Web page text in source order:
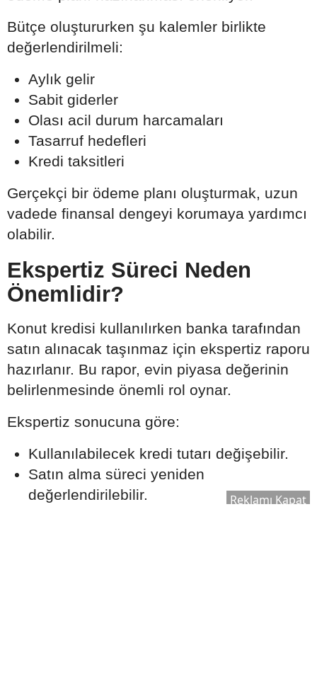
Bütçe oluştururken şu kalemler birlikte
değerlendirilmeli:
Aylık gelir
Sabit giderler
Olası acil durum harcamaları
Tasarruf hedefleri
Kredi taksitleri
Gerçekçi bir ödeme planı oluşturmak, uzun
vadede finansal dengeyi korumaya yardımcı
olabilir.
Ekspertiz Süreci Neden
Önemlidir?
Konut kredisi kullanılırken banka tarafından
satın alınacak taşınmaz için ekspertiz raporu
hazırlanır. Bu rapor, evin piyasa değerinin
belirlenmesinde önemli rol oynar.
Ekspertiz sonucuna göre:
Kullanılabilecek kredi tutarı değişebilir.
Satın alma süreci yeniden
değerlendirilebilir.
Reklamı Kapat